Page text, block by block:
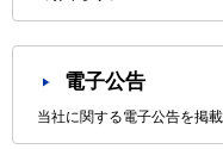
電子公告
当社に関する電子公告を掲載